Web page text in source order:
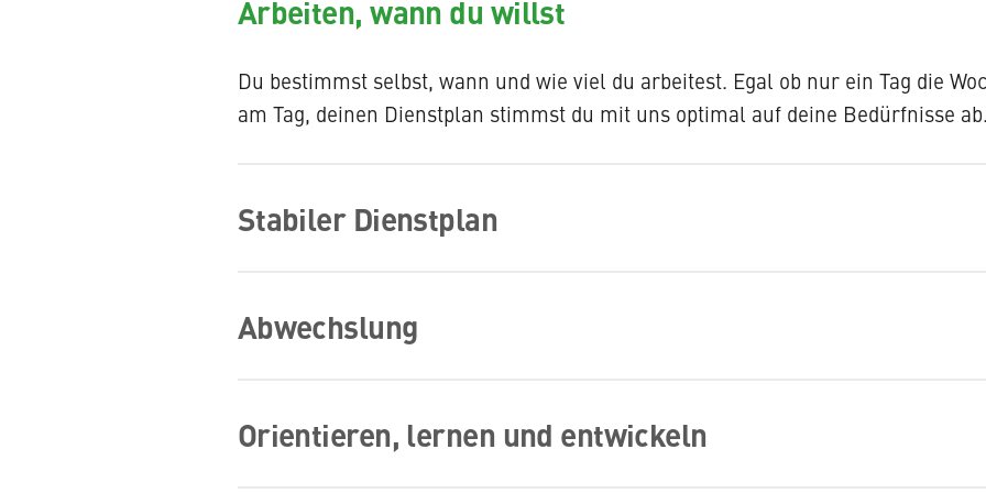
Arbeiten, wann du willst
Du bestimmst selbst, wann und wie viel du arbeitest. Egal ob nur ein Tag die
am Tag, deinen Dienstplan stimmst du mit uns optimal auf deine Bedürfnisse ab.
Stabiler Dienstplan
wirst. So kannst du langfristig deine Freizeit verplanen, ohne dass du
Abwechslung
verschiedenen Fachbereichen und auf den Stationen lernst du immer neue
Orientieren, lernen und entwickeln